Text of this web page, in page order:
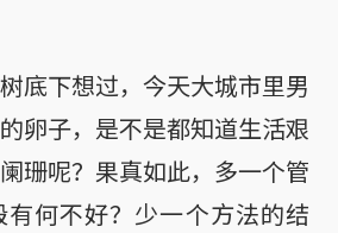
底下想过，今天大城市里男
卵子，是不是都知道生活艰
珊呢？果真如此，多一个管
何不好？少一个方法的结